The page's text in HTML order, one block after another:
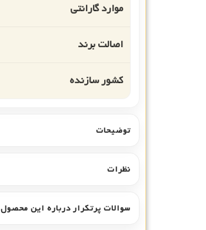
موارد گارانتی
اصالت برند
کشور سازنده
توضیحات
نظرات
سوالات پرتکرار درباره این محصول